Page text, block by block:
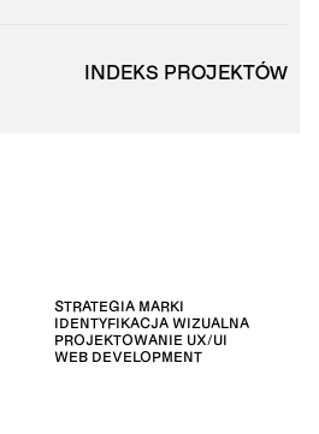
INDEKS PROJEKTÓW
STRATEGIA MARKI
IDENTYFIKACJA WIZUALNA
PROJEKTOWANIE UX/UI
WEB DEVELOPMENT